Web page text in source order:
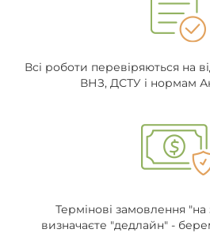
Всі роботи перевіряються на
ВНЗ, ДСТУ і нормам
Термінові замовлення "на
визначаєте "дедлайн" -